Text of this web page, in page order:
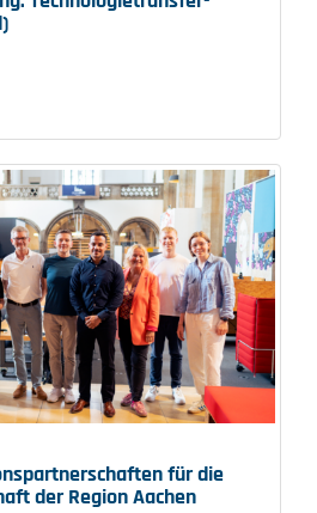
für die
der Region Aachen